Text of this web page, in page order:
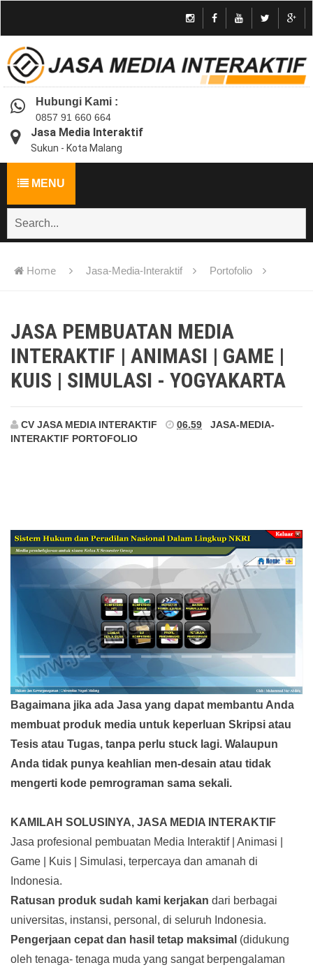
Hubungi Kami :
0857 91 660 664
Jasa Media Interaktif
Sukun - Kota Malang
MENU
Home Jasa-Media-Interaktif Portofolio
JASA PEMBUATAN MEDIA
INTERAKTIF | ANIMASI | GAME |
KUIS | SIMULASI - YOGYAKARTA
CV JASA MEDIA INTERAKTIF 06.59
JASA-MEDIA-
INTERAKTIF PORTOFOLIO
Bagaimana jika ada Jasa yang dapat membantu Anda
membuat produk media untuk keperluan Skripsi atau
Tesis atau Tugas, tanpa perlu stuck lagi. Walaupun
Anda tidak punya keahlian men-desain atau tidak
mengerti kode pemrograman sama sekali.
KAMILAH SOLUSINYA, JASA MEDIA INTERAKTIF
Jasa profesional pembuatan Media Interaktif | Animasi |
Game | Kuis | Simulasi, terpercaya dan amanah di
Indonesia.
Ratusan produk sudah kami kerjakan dari berbagai
universitas, instansi, personal, di seluruh Indonesia.
Pengerjaan cepat dan hasil tetap maksimal (didukung
oleh tenaga- tenaga muda yang sangat berpengalaman